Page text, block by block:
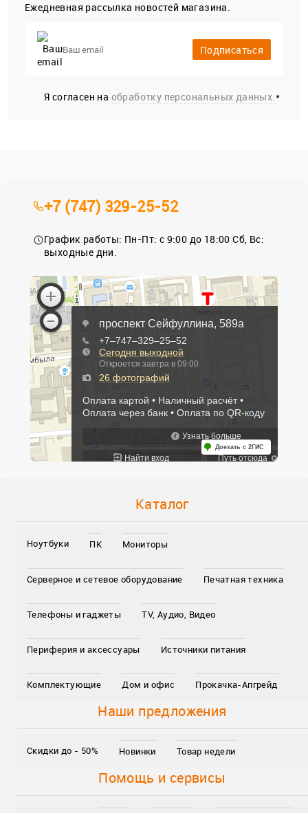
Ежедневная рассылка новостей магазина.
Подписаться
Я согласен на обработку персональных данных. *
Каталог
Ноутбуки ПК Мониторы
Серверное и сетевое оборудование Печатная техника
Телефоны и гаджеты TV, Аудио, Видео
Периферия и аксессуары Источники питания
Комплектующие Дом и офис Прокачка-Апгрейд
Наши предложения
Скидки до - 50% Новинки Товар недели
Помощь и сервисы
+7 (747) 329-25-52
График работы: Пн-Пт: с 9:00 до 18:00 Сб, Вс:
выходные дни.